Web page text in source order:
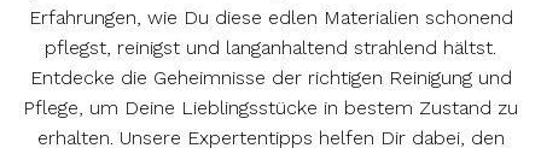
Erfahrungen, wie Du diese edlen Materialien schonend
pflegst, reinigst und langanhaltend strahlend hältst.
Entdecke die Geheimnisse der richtigen Reinigung und
Pflege, um Deine Lieblingsstücke in bestem Zustand zu
erhalten. Unsere Expertentipps helfen Dir dabei, den